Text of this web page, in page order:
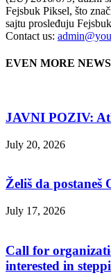
Fejsbuk Piksel, što
sajtu prosleđuju
Contact us:
EVEN MORE NEWS
JAVNI POZIV:
July 20, 2026
Želiš da postaneš
July 17, 2026
Call for
interested in